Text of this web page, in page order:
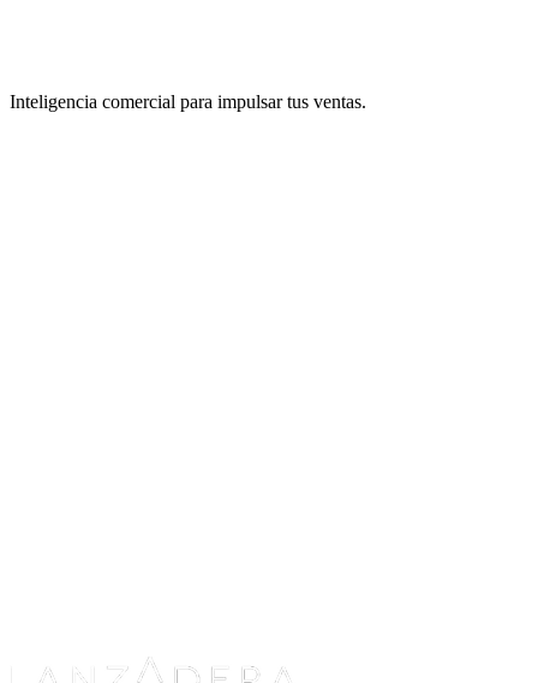
Inteligencia comercial para impulsar tus ventas.